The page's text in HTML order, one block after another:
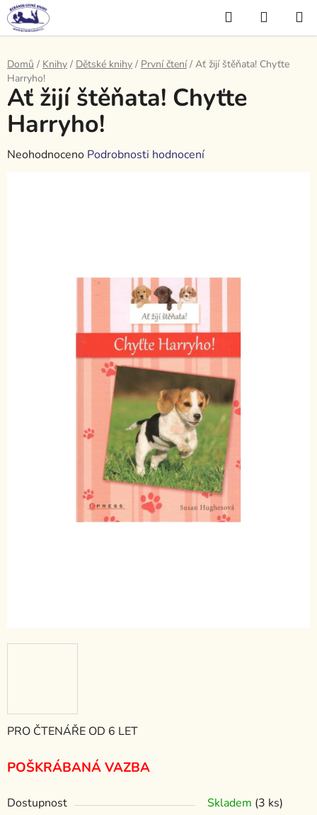
Přejít
na
obsah
Hledat
KOŠÍK
Domů / Knihy / Dětské knihy / První čtení / Ať žijí štěňata! Chyťte
Harryho!
PRO ČTENÁŘE OD 6 LET
POŠKRÁBANÁ VAZBA
Dostupnost Skladem (3 ks)
Ať žijí štěňata! Chyťte
Harryho!
Průměrné
Neohodnoceno Podrobnosti hodnocení